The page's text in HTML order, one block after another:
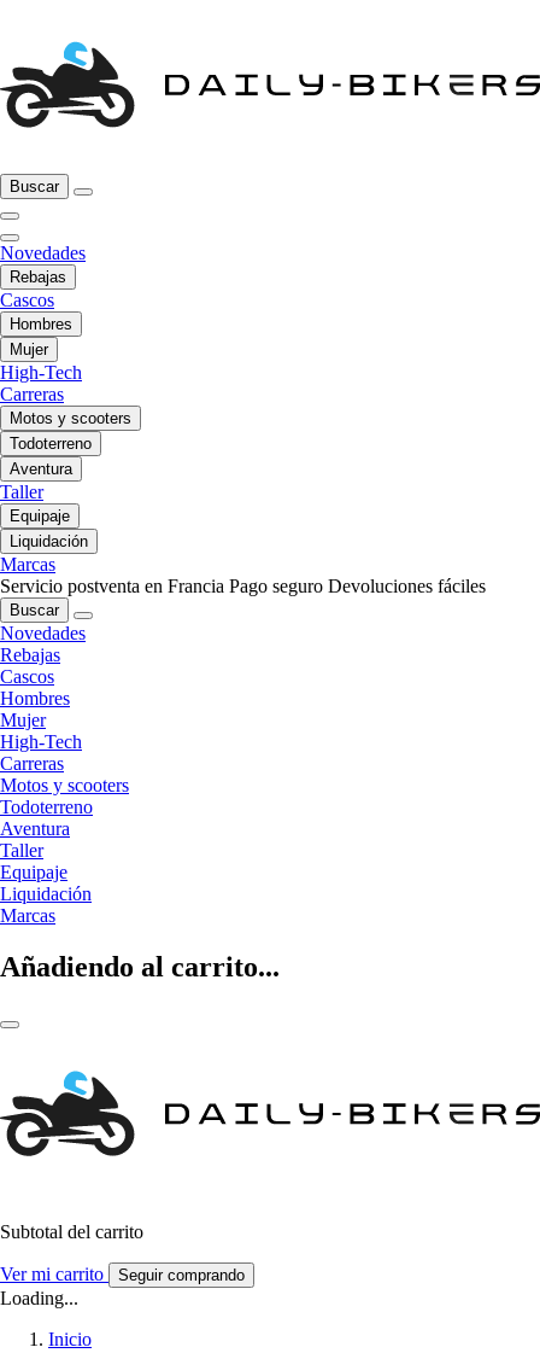
Buscar
Novedades
Rebajas
Cascos
Hombres
Mujer
High-Tech
Carreras
Motos y scooters
Todoterreno
Aventura
Taller
Equipaje
Liquidación
Marcas
Servicio postventa en Francia Pago seguro Devoluciones fáciles
Buscar
Novedades
Rebajas
Cascos
Hombres
Mujer
High-Tech
Carreras
Motos y scooters
Todoterreno
Aventura
Taller
Equipaje
Liquidación
Marcas
Añadiendo al carrito...
Subtotal del carrito
Ver mi carrito Seguir comprando
Loading...
Inicio